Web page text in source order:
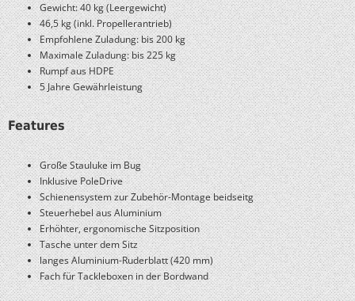
Gewicht: 40 kg (Leergewicht)
46,5 kg (inkl. Propellerantrieb)
Empfohlene Zuladung: bis 200 kg
Maximale Zuladung: bis 225 kg
Rumpf aus HDPE
5 Jahre Gewährleistung
Features
Große Stauluke im Bug
Inklusive PoleDrive
Schienensystem zur Zubehör-Montage beidseitg
Steuerhebel aus Aluminium
Erhöhter, ergonomische Sitzposition
Tasche unter dem Sitz
langes Aluminium-Ruderblatt (420 mm)
Fach für Tackleboxen in der Bordwand